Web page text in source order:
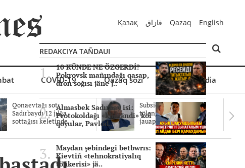
Қазақ قازاق Qazaq English
COVID-19 Qazaq sözi Mul'timedia
Qonaevtağı sot:
Sadırbaydı 12 jılğa
sottağısı keletinde..
Subsidiyalar zañdı
tölengen be? Sottağı
jauaptar ayıpta..
REDAKCIYA TAÑDAUI
10 KÜNDE NE ÖZGERDİ?
Pokrovsk mañındağı qasap,
dron soğısı jäne j..
Almasbek Sadırbay isi:
Protokoldağı «kümändi» kol
qoyular, Pavlod..
Maydan şebindegi betbwrıs:
Kievtiñ «tehnokratiyalıq
töñkerisi» jä..